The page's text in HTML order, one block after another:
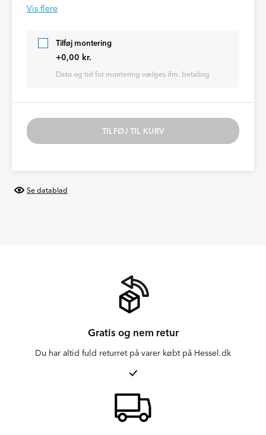
Vis flere
Tilføj montering
+0,00 kr.
Dato og tid for montering vælges ifm. betaling
TILFØJ TIL KURV
Se datablad
Gratis og nem retur
Du har altid fuld returret på varer købt på Hessel.dk